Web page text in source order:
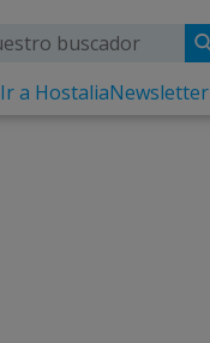
Ir a HostaliaNewsletter